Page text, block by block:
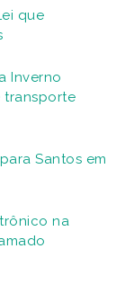
que
Inverno
transporte
Santos em
na